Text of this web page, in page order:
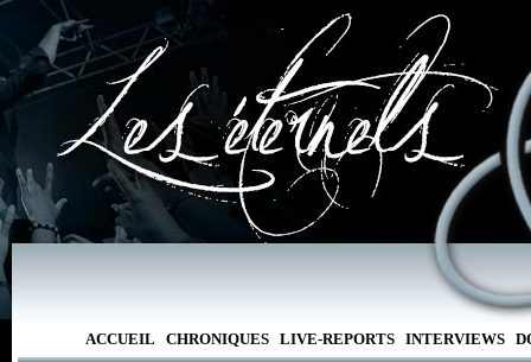
ACCUEIL CHRONIQUES LIVE-REPORTS INTERVIEWS